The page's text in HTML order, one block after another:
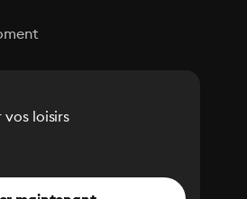
loisirs